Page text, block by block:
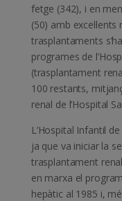
fetge (342), i en
(50) amb
trasplantaments
programes de
(trasplantament
100 restants,
renal de l’Hospital
L’Hospital Infantil
ja que va iniciar la
trasplantament
en marxa el
hepàtic al 1985 i,